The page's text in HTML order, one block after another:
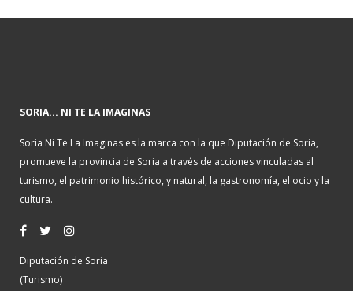
SORIA... NI TE LA IMAGINAS
Soria Ni Te La Imaginas es la marca con la que Diputación de Soria,
promueve la provincia de Soria a través de acciones vinculadas al
turismo, el patrimonio histórico, y natural, la gastronomía, el ocio y la
cultura.
Diputación de Soria
(Turismo)